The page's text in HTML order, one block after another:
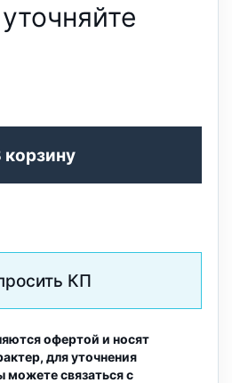
корзину
КП
офертой и носят
для уточнения
можете связаться с